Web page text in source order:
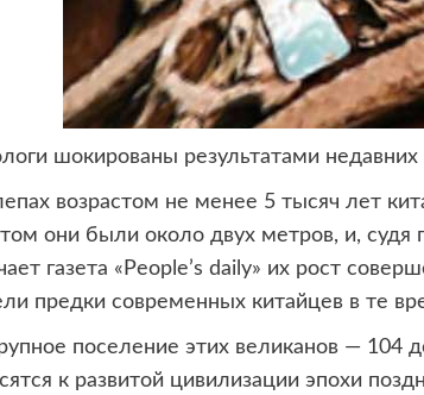
шокированы результатами недавних
возрастом не менее 5 тысяч лет
они были около двух метров, и,
газета «People’s daily» их рост
предки современных китайцев в те
поселение этих великанов — 104
к развитой цивилизации эпохи